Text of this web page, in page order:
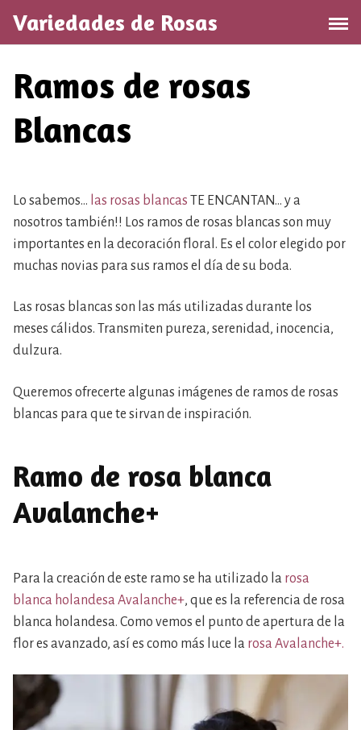
contenido
Variedades de Rosas
Ramos de rosas
Blancas
Lo sabemos… las rosas blancas TE ENCANTAN… y a
nosotros también!! Los ramos de rosas blancas son muy
importantes en la decoración floral. Es el color elegido por
muchas novias para sus ramos el día de su boda.
Las rosas blancas son las más utilizadas durante los
meses cálidos. Transmiten pureza, serenidad, inocencia,
dulzura.
Queremos ofrecerte algunas imágenes de ramos de rosas
blancas para que te sirvan de inspiración.
Ramo de rosa blanca
Avalanche+
Para la creación de este ramo se ha utilizado la rosa
blanca holandesa Avalanche+, que es la referencia de rosa
blanca holandesa. Como vemos el punto de apertura de la
flor es avanzado, así es como más luce la rosa Avalanche+.